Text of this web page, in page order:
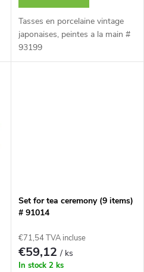
Tasses en porcelaine vintage
japonaises, peintes a la main #
93199
Set for tea ceremony (9 items)
# 91014
€71,54 TVA incluse
€59,12/ ks
In stock 2 ks